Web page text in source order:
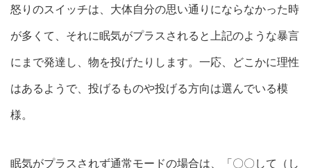
怒りのスイッチは、大体自分の思い通りにならなかった時
が多くて、それに眠気がプラスされると上記のような暴言
にまで発達し、物を投げたりします。一応、どこかに理性
はあるようで、投げるものや投げる方向は選んでいる模
様。
眠気がプラスされず通常モードの場合は、「〇〇して（し